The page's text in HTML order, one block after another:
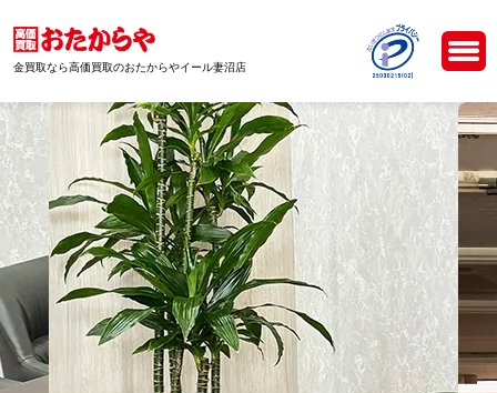
金買取なら高価買取のおたからやイール妻沼店